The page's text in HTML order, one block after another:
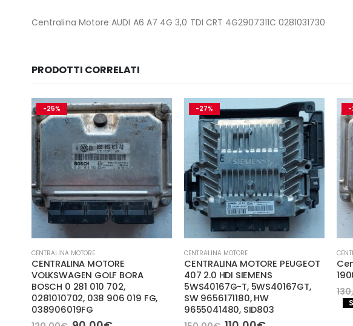
Centralina Motore AUDI A6 A7 4G 3,0 TDI CRT 4G2907311C 0281031730
PRODOTTI CORRELATI
-25%
CENTRALINA MOTORE
CENTRALINA MOTORE
VOLKSWAGEN GOLF BORA
BOSCH 0 281 010 702,
0281010702, 038 906 019 FG,
038906019FG
-27%
CENTRALINA MOTORE
CENTRALINA MOTORE PEUGEOT
407 2.0 HDI SIEMENS
5WS40167G-T, 5WS40167GT,
SW 9656171180, HW
9655041480, SID803
-